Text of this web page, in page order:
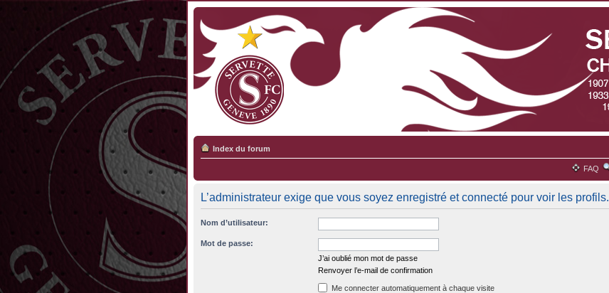
Index du forum
FAQ
L’administrateur exige que vous soyez enregistré et connecté pour voir les profils.
Nom d’utilisateur:
Mot de passe:
J’ai oublié mon mot de passe
Renvoyer l’e-mail de confirmation
Me connecter automatiquement à chaque visite